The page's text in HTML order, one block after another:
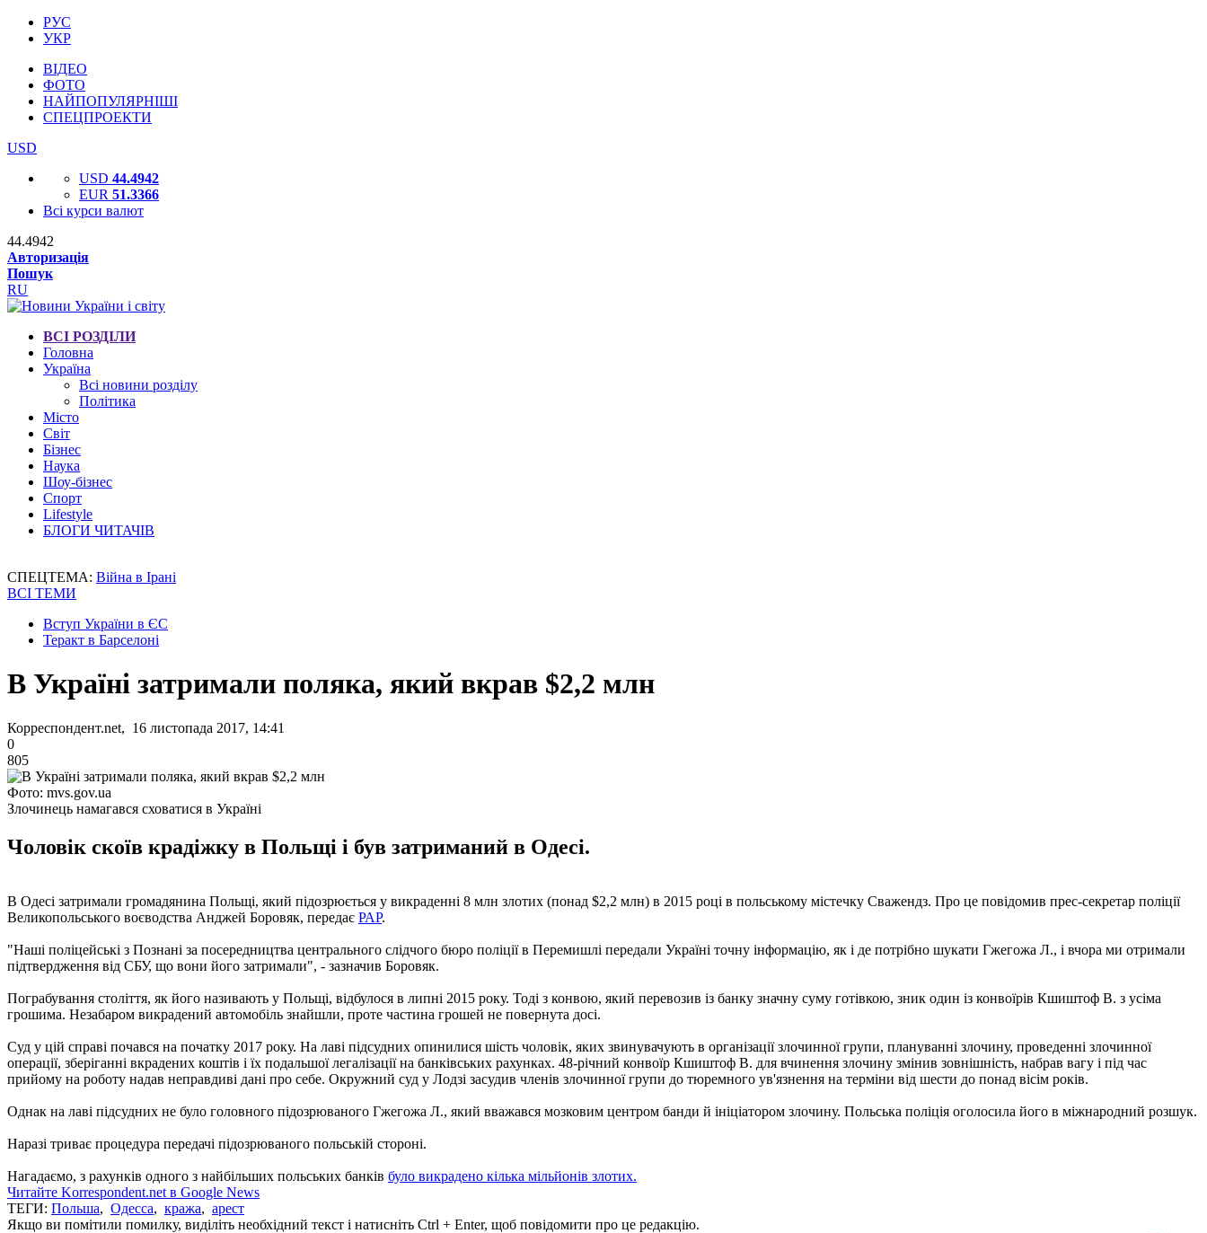
РУС
УКР
ВІДЕО
ФОТО
НАЙПОПУЛЯРНІШІ
СПЕЦПРОЕКТИ
USD
USD 44.4942
EUR 51.3366
Всі курси валют
44.4942
Авторизація
Пошук
RU
ВСІ РОЗДІЛИ
Головна
Україна
Всі новини розділу
Політика
Місто
Світ
Бізнес
Наука
Шоу-бізнес
Спорт
Lifestyle
БЛОГИ ЧИТАЧІВ
СПЕЦТЕМА: Війна в Ірані
ВСІ ТЕМИ
Вступ України в ЄС
Теракт в Барселоні
В Україні затримали поляка, який вкрав $2,2 млн
Корреспондент.net, 16 листопада 2017, 14:41
0
805
Фото: mvs.gov.ua
Злочинець намагався сховатися в Україні
Чоловік скоїв крадіжку в Польщі і був затриманий в Одесі.
В Одесі затримали громадянина Польщі, який підозрюється у викраденні 8 млн злотих (понад $2,2 млн) в 2015 році в польському містечку Сважендз. Про це повідомив прес-секретар поліції
Великопольського воєводства Анджей Боровяк, передає РАР.
"Наші поліцейські з Познані за посередництва центрального слідчого бюро поліції в Перемишлі передали Україні точну інформацію, як і де потрібно шукати Гжегожа Л., і вчора ми отримали
підтвердження від СБУ, що вони його затримали", - зазначив Боровяк.
Пограбування століття, як його називають у Польщі, відбулося в липні 2015 року. Тоді з конвою, який перевозив із банку значну суму готівкою, зник один із конвоїрів Кшиштоф В. з усіма
грошима. Незабаром викрадений автомобіль знайшли, проте частина грошей не повернута досі.
Суд у цій справі почався на початку 2017 року. На лаві підсудних опинилися шість чоловік, яких звинувачують в організації злочинної групи, плануванні злочину, проведенні злочинної
операції, зберіганні вкрадених коштів і їх подальшої легалізації на банківських рахунках. 48-річний конвоїр Кшиштоф В. для вчинення злочину змінив зовнішність, набрав вагу і під час
прийому на роботу надав неправдиві дані про себе. Окружний суд у Лодзі засудив членів злочинної групи до тюремного ув'язнення на терміни від шести до понад вісім років.
Однак на лаві підсудних не було головного підозрюваного Гжегожа Л., який вважався мозковим центром банди й ініціатором злочину. Польська поліція оголосила його в міжнародний розшук.
Наразі триває процедура передачі підозрюваного польській стороні.
Нагадаємо, з рахунків одного з найбільших польських банків було викрадено кілька мільйонів злотих.
Читайте Korrespondent.net в Google News
ТЕГИ: Польша, Одесса, кража, арест
Якщо ви помітили помилку, виділіть необхідний текст і натисніть Ctrl + Enter, щоб повідомити про це редакцію.